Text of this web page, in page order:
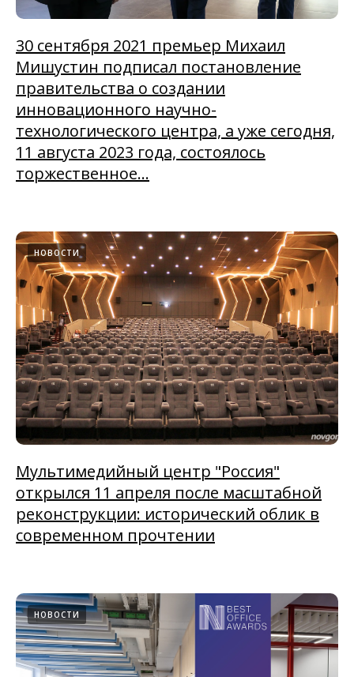
30 сентября 2021 премьер Михаил
Мишустин подписал постановление
правительства о создании
инновационного научно-
технологического центра, а уже сегодня,
11 августа 2023 года, состоялось
торжественное...
НОВОСТИ
Мультимедийный центр "Россия"
открылся 11 апреля после масштабной
реконструкции: исторический облик в
современном прочтении
НОВОСТИ